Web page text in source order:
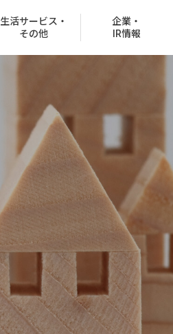
生活サービス・
その他
お客様紹介制度
企業・
IR情報
グループ会社
CMギャラリー